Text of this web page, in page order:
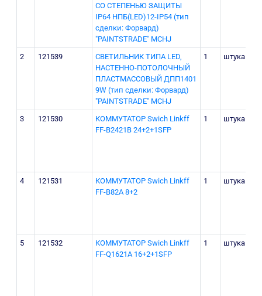
СО СТЕПЕНЬЮ ЗАЩИТЫ
IP64 НПБ(LED)12-IP54 (тип
сделки: Форвард)
"PAINTSTRADE" MCHJ
2 121539
СВЕТИЛЬНИК ТИПА LED,
НАСТЕННО-ПОТОЛОЧНЫЙ
ПЛАСТМАССОВЫЙ ДПП1401
9W (тип сделки: Форвард)
"PAINTSTRADE" MCHJ
1 штука
3 121530
КОММУТАТОР Swich Linkff
FF-B2421B 24+2+1SFP
1 штука
4 121531
КОММУТАТОР Swich Linkff
FF-B82A 8+2
1 штука
5 121532
КОММУТАТОР Swich Linkff
FF-Q1621A 16+2+1SFP
1 штука